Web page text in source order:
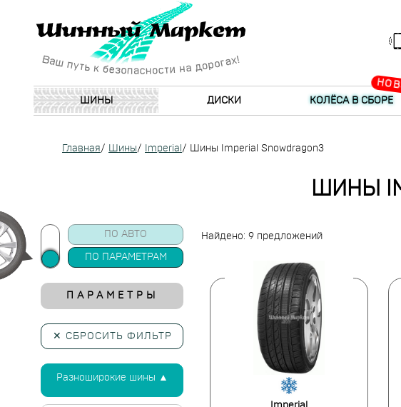
ШИНЫ ДИСКИ КОЛЁСА В СБОРЕ
Главная/ Шины/ Imperial / Шины Imperial Snowdragon3
ШИНЫ
Найдено: 9 предложений
ПО АВТО
ПО ПАРАМЕТРАМ
ПАРАМЕТРЫ
✕ СБРОСИТЬ ФИЛЬТР
Разноширокие шины ▲